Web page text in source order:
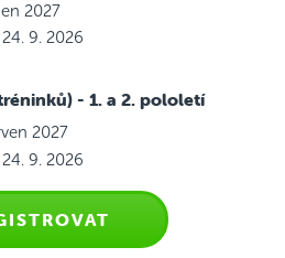
2027
9. 2026
- 1. a 2. pololetí
2027
9. 2026